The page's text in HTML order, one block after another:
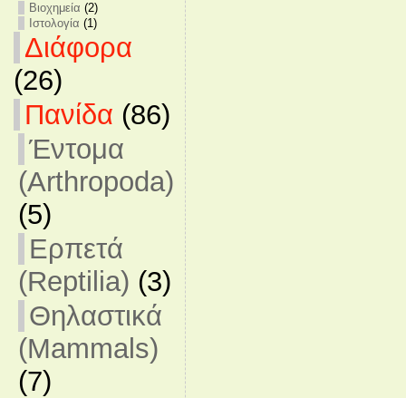
Βιοχημεία (2)
Ιστολογία (1)
Διάφορα
(26)
Πανίδα (86)
Έντομα
(Arthropoda)
(5)
Ερπετά
(Reptilia) (3)
Θηλαστικά
(Mammals)
(7)